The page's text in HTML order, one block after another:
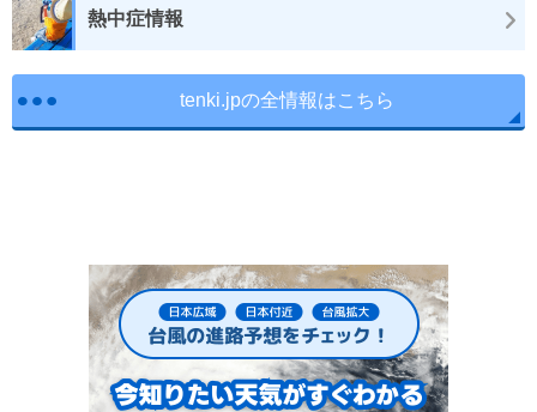
熱中症情報
tenki.jpの全情報はこちら